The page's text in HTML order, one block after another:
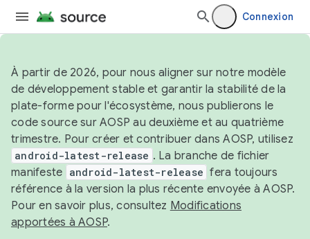
Connexion
À partir de 2026, pour nous aligner sur notre modèle
de développement stable et garantir la stabilité de la
plate-forme pour l'écosystème, nous publierons le
code source sur AOSP au deuxième et au quatrième
trimestre. Pour créer et contribuer dans AOSP, utilisez
android-latest-release . La branche de fichier
manifeste android-latest-release fera toujours
référence à la version la plus récente envoyée à AOSP.
Pour en savoir plus, consultez Modifications
apportées à AOSP.